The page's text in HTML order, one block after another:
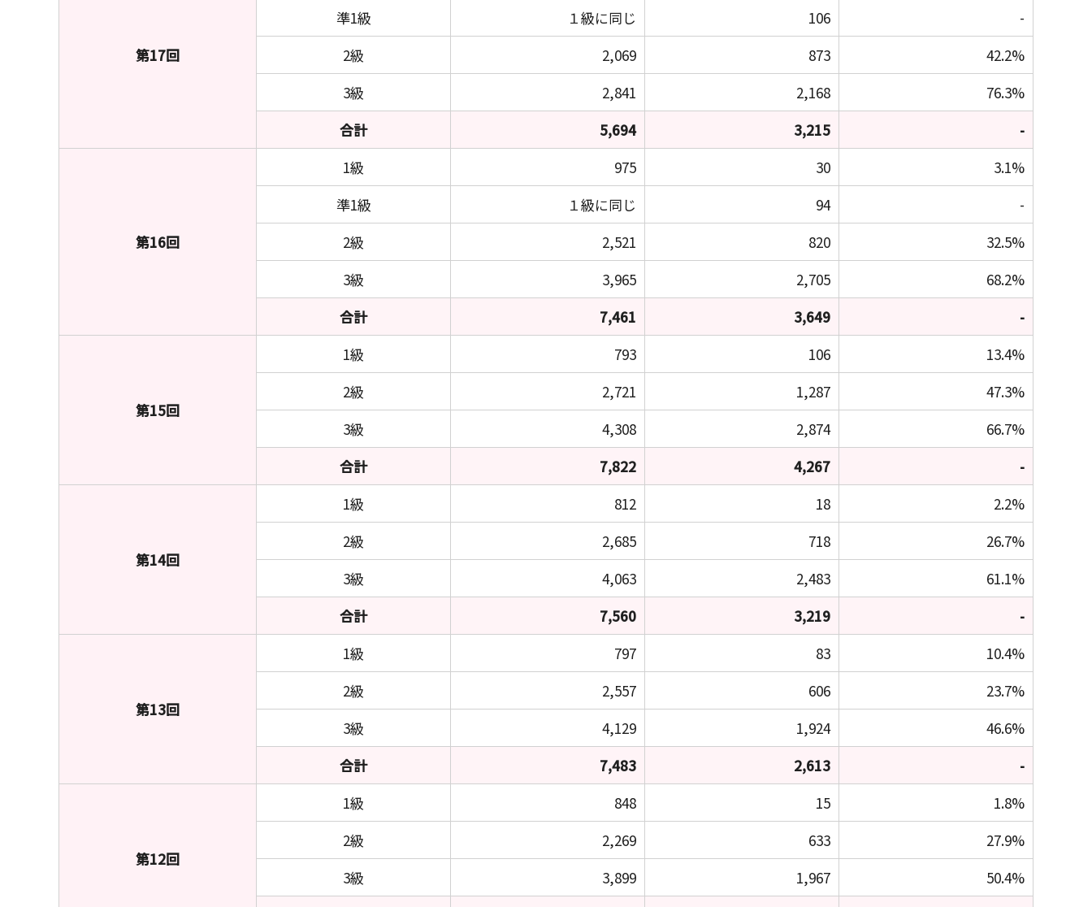
第17回
準1級
１級に同じ 106
-
2級
2,069 873
42.2%
3級
2,841 2,168
76.3%
合計
5,694 3,215 -
第16回
1級 975 30
3.1%
準1級
１級に同じ 94
-
2級
2,521 820
32.5%
3級
3,965 2,705
68.2%
合計
7,461 3,649 -
第15回
1級 793 106
13.4%
2級
2,721 1,287
47.3%
3級
4,308 2,874
66.7%
合計
7,822 4,267 -
第14回
1級 812 18
2.2%
2級
2,685 718
26.7%
3級
4,063 2,483
61.1%
合計
7,560 3,219 -
第13回
1級 797 83
10.4%
2級
2,557 606
23.7%
3級
4,129 1,924
46.6%
合計
7,483 2,613 -
第12回
1級 848 15
1.8%
2級
2,269 633
27.9%
3級
3,899 1,967
50.4%